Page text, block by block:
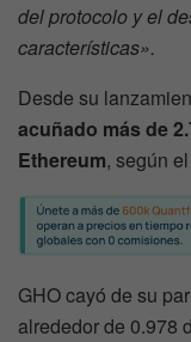
del protocolo y el
características».
Desde su
acuñado más de
Ethereum, según
GHO cayó de su
alrededor de 0.978